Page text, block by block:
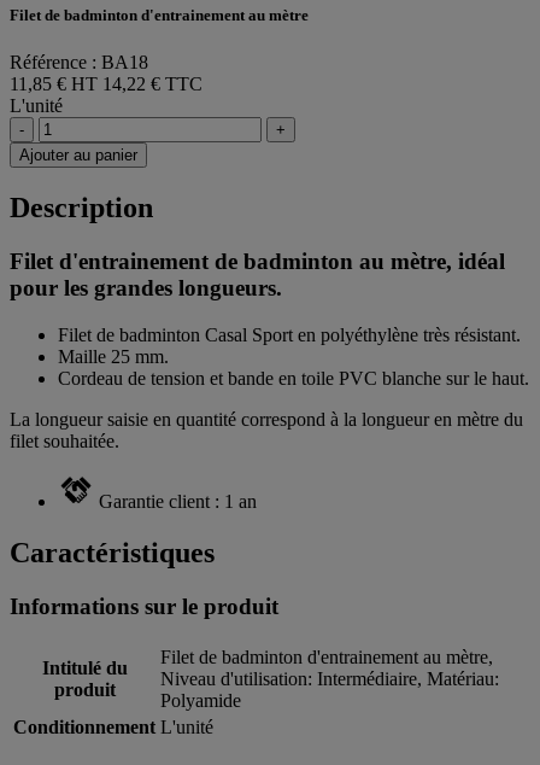
Filet de badminton d'entrainement au mètre
Référence : BA18
11,85 € HT 14,22 € TTC
L'unité
-
+
Ajouter au panier
Description
Filet d'entrainement de badminton au mètre, idéal
pour les grandes longueurs.
Filet de badminton Casal Sport en polyéthylène très résistant.
Maille 25 mm.
Cordeau de tension et bande en toile PVC blanche sur le haut.
La longueur saisie en quantité correspond à la longueur en mètre du
filet souhaitée.
Garantie client : 1 an
Caractéristiques
Informations sur le produit
Intitulé du
produit
Filet de badminton d'entrainement au mètre,
Niveau d'utilisation: Intermédiaire, Matériau:
Polyamide
Conditionnement L'unité